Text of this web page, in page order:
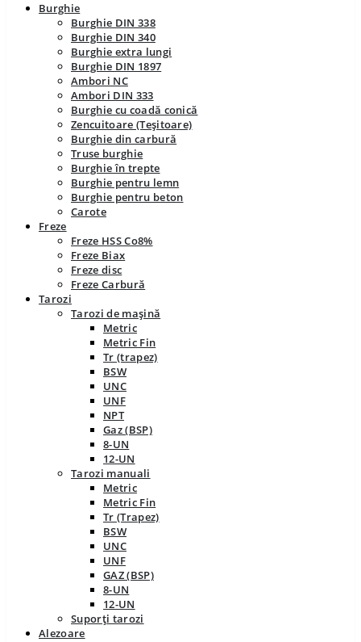
Burghie
Burghie DIN 338
Burghie DIN 340
Burghie extra lungi
Burghie DIN 1897
Ambori NC
Ambori DIN 333
Burghie cu coadă conică
Zencuitoare (Teșitoare)
Burghie din carbură
Truse burghie
Burghie în trepte
Burghie pentru lemn
Burghie pentru beton
Carote
Freze
Freze HSS Co8%
Freze Biax
Freze disc
Freze Carbură
Tarozi
Tarozi de mașină
Metric
Metric Fin
Tr (trapez)
BSW
UNC
UNF
NPT
Gaz (BSP)
8-UN
12-UN
Tarozi manuali
Metric
Metric Fin
Tr (Trapez)
BSW
UNC
UNF
GAZ (BSP)
8-UN
12-UN
Suporți tarozi
Alezoare